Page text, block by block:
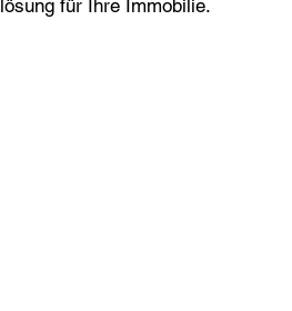
für Ihre Immobilie.